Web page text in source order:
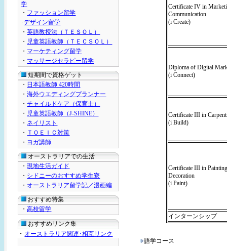
学
・ ファッション留学
･デザイン留学
・英語教授法（ＴＥＳＯＬ）
・ 児童英語教師（ＴＥＣＳＯＬ）
・ マーケティング留学
・ マッサージセラピー留学
短期間で資格ゲット
・ 日本語教師 420時間
・海外ウエディングプランナー
・チャイルドケア（保育士）
・ 児童英語教師（J-SHINE）
・ ネイリスト
・ ＴＯＥＩＣ対策
・ ヨガ講師
オーストラリアでの生活
・現地生活ガイド
・ シドニーのおすすめ学生寮
・ オーストラリア留学記／漫画編
おすすめ特集
・高校留学
おすすめリンク集
・ オーストラリア関連･相互リンク
Certificate IV in
Communication
(i Create)
Diploma of Digital
(i Connect)
Certificate III in
(i Build)
Certificate III in
Decoration
(i Paint)
インターンシップ
語学コース